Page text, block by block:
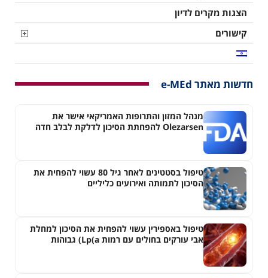
הצגות מקרים לדיון
קישורים
חדשות מאתר e-MEd
מנהל המזון והתרופות האמריקאי אישר את
Olezarsen להפחתת הסיכון לדלקת לבלב חדה
טיפול בסטטינים לאחר גיל 80 עשוי להפחית את
הסיכון לתמותה ואירועים כליליים
טיפול באספירין עשוי להפחית את הסיכון למחלת
אבי עורקים בחולים עם רמות Lp(a) גבוהות